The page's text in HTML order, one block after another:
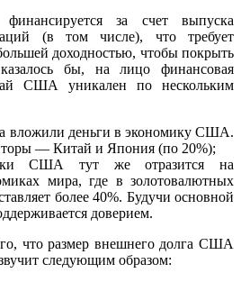
за счет выпуска
(в том числе), что требует
доходностью, чтобы покрыть
бы, на лицо финансовая
США уникален по нескольким
вложили деньги в экономику США.
— Китай и Япония (по 20%);
США тут же отразится на
мира, где в золотовалютных
более 40%. Будучи основной
доверием.
что размер внешнего долга США
следующим образом: